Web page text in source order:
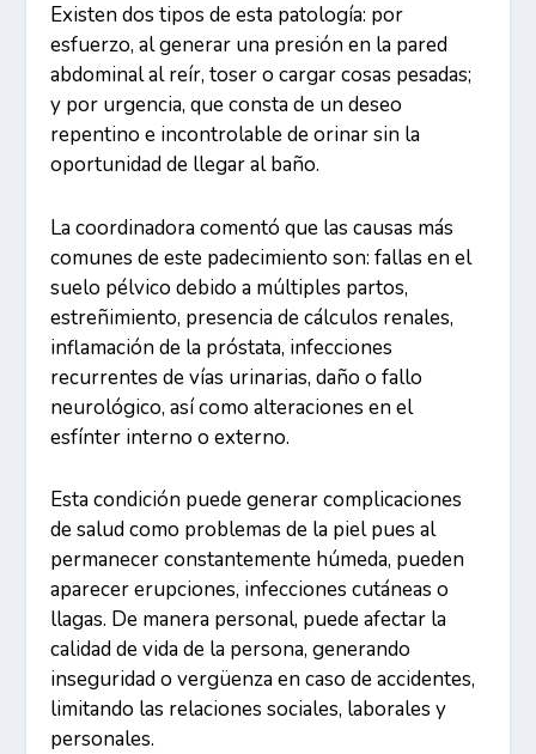
Existen dos tipos de esta patología: por
esfuerzo, al generar una presión en la pared
abdominal al reír, toser o cargar cosas pesadas;
y por urgencia, que consta de un deseo
repentino e incontrolable de orinar sin la
oportunidad de llegar al baño.
La coordinadora comentó que las causas más
comunes de este padecimiento son: fallas en el
suelo pélvico debido a múltiples partos,
estreñimiento, presencia de cálculos renales,
inflamación de la próstata, infecciones
recurrentes de vías urinarias, daño o fallo
neurológico, así como alteraciones en el
esfínter interno o externo.
Esta condición puede generar complicaciones
de salud como problemas de la piel pues al
permanecer constantemente húmeda, pueden
aparecer erupciones, infecciones cutáneas o
llagas. De manera personal, puede afectar la
calidad de vida de la persona, generando
inseguridad o vergüenza en caso de accidentes,
limitando las relaciones sociales, laborales y
personales.